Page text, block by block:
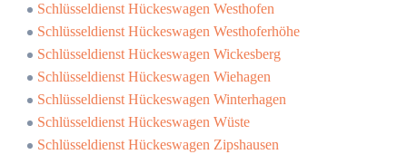
Schlüsseldienst Hückeswagen Westhofen
Schlüsseldienst Hückeswagen Westhoferhöhe
Schlüsseldienst Hückeswagen Wickesberg
Schlüsseldienst Hückeswagen Wiehagen
Schlüsseldienst Hückeswagen Winterhagen
Schlüsseldienst Hückeswagen Wüste
Schlüsseldienst Hückeswagen Zipshausen